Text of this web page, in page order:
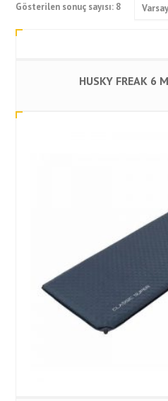
Gösterilen sonuç sayısı: 8
HUSKY FREAK 6